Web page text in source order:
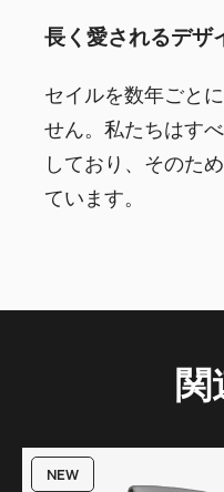
長く愛されるデザ
セイルを数年ごと
せん。私たちはす
しており、そのた
ています。
関
NEW